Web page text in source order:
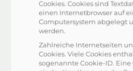
Cookies. Cookies sind
einen Internetbrowser auf
Computersystem abgelegt
werden.
Zahlreiche Internetseiten
Cookies. Viele Cookies
sogenannte Cookie-ID.